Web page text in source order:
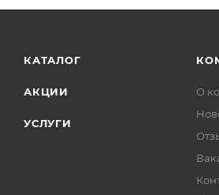
КАТАЛОГ
АКЦИИ
УСЛУГИ
О